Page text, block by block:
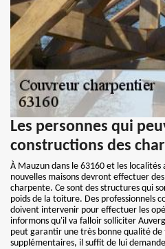
Les personnes qui
constructions des
À Mauzun dans le 63160 et les
nouvelles maisons devront effectuer
charpente. Ce sont des structures qui
poids de la toiture. Des professionnels
doivent intervenir pour effectuer les
informons qu'il va falloir solliciter
peut garantir une très bonne qualité
supplémentaires, il suffit de lui